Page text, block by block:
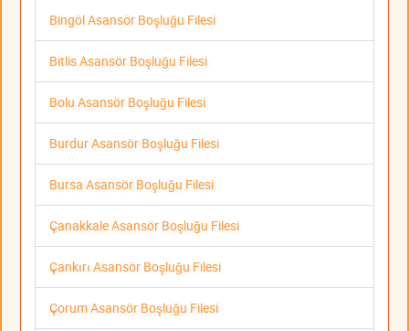
Bingöl Asansör Boşluğu Filesi
Bitlis Asansör Boşluğu Filesi
Bolu Asansör Boşluğu Filesi
Burdur Asansör Boşluğu Filesi
Bursa Asansör Boşluğu Filesi
Çanakkale Asansör Boşluğu Filesi
Çankırı Asansör Boşluğu Filesi
Çorum Asansör Boşluğu Filesi